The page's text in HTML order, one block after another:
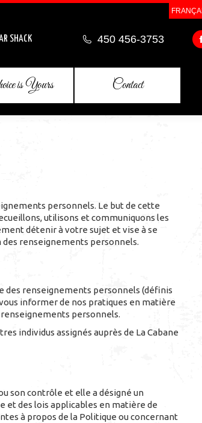
is Yours Contact
SHACK 450 456-3753
personnels. Le but de cette
utilisons et communiquons les
détenir à votre sujet et vise à se
renseignements personnels.
des renseignements personnels (définis
informer de nos pratiques en matière
personnels.
individus assignés auprès de La Cabane
son contrôle et elle a désigné un
et des lois applicables en matière de
à propos de la Politique ou concernant